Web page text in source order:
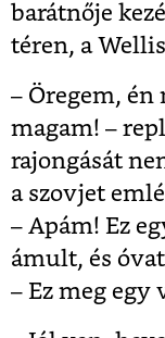
barátnője
téren, a
– Öregem,
magam! –
rajongását
a szovjet
– Apám! Ez
ámult, és
– Ez meg egy